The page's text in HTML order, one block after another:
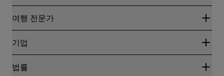
Radisson Rewards
블로그
여행지
Radisson Hotels APP
여행 전문가
파트너
기업
Radisson Hotel Group
법률